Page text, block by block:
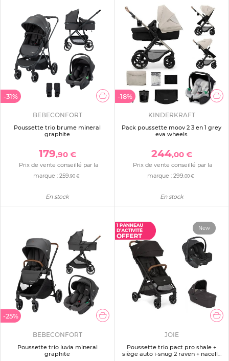
-31%
BEBECONFORT
Poussette trio brume mineral
graphite
179,90 €
Prix de vente conseillé par la
marque : 259 ,90 €
En stock
-18%
KINDERKRAFT
Pack poussette moov 2 3 en 1 grey
eva wheels
244,00 €
Prix de vente conseillé par la
marque : 299 ,00 €
En stock
-25%
BEBECONFORT
Poussette trio luvia mineral
graphite
New
JOIE
Poussette trio pact pro shale +
siège auto i-snug 2 raven + nacelle